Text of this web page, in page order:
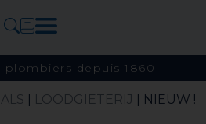
plombiers depuis 1860
LOODGIETERIJ
| NIEUW !